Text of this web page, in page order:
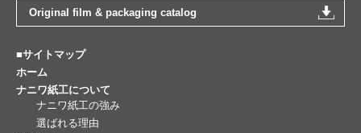
Original film & packaging catalog
■サイトマップ
ホーム
ナニワ紙工について
ナニワ紙工の強み
選ばれる理由